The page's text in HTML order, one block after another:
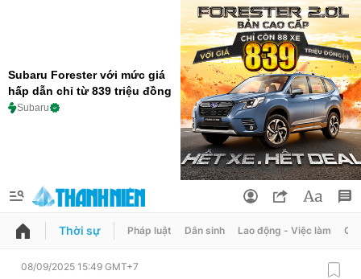
Subaru Forester với mức giá
hấp dẫn chỉ từ 839 triệu đồng
Subaru
QUẢNG CÁO
Thời sự Pháp luật Dân sinh Lao động - Việc làm
08/09/2025 15:49 GMT+7